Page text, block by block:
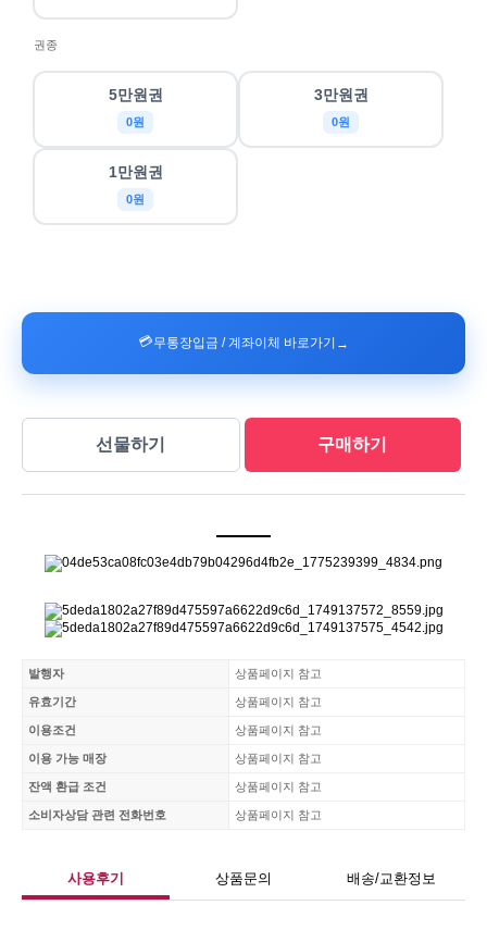
권종
5만원권
0원
3만원권
0원
1만원권
0원
💳무통장입금 / 계좌이체 바로가기 →
발행자 상품페이지 참고
유효기간 상품페이지 참고
이용조건 상품페이지 참고
이용 가능 매장 상품페이지 참고
잔액 환급 조건 상품페이지 참고
소비자상담 관련 전화번호 상품페이지 참고
사용후기 상품문의 배송/교환정보